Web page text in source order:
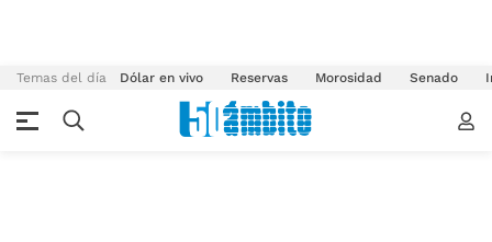
Temas del día Dólar en vivo Reservas Morosidad Senado